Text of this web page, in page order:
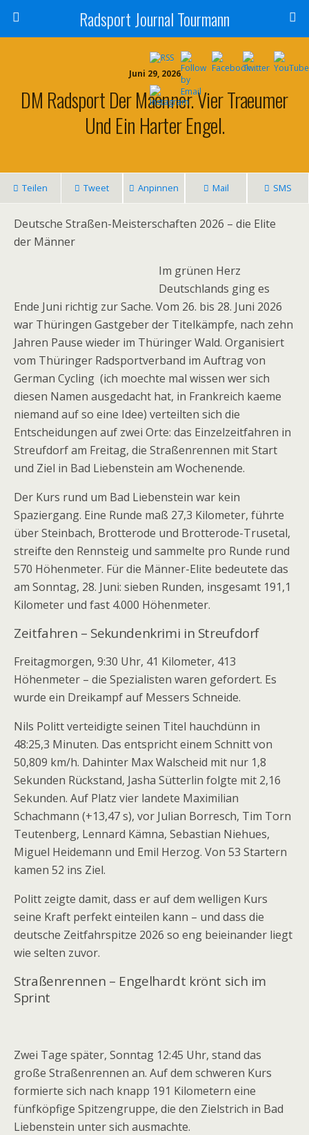
Radsport Journal Tourmann
Juni 29, 2026
DM Radsport Der Maenner. Vier Traeumer
Und Ein Harter Engel.
Teilen Tweet Anpinnen Mail SMS
Deutsche Straßen-Meisterschaften 2026 – die Elite
der Männer
Im grünen Herz
Deutschlands ging es
Ende Juni richtig zur Sache. Vom 26. bis 28. Juni 2026
war Thüringen Gastgeber der Titelkämpfe, nach zehn
Jahren Pause wieder im Thüringer Wald. Organisiert
vom Thüringer Radsportverband im Auftrag von
German Cycling (ich moechte mal wissen wer sich
diesen Namen ausgedacht hat, in Frankreich kaeme
niemand auf so eine Idee) verteilten sich die
Entscheidungen auf zwei Orte: das Einzelzeitfahren in
Streufdorf am Freitag, die Straßenrennen mit Start
und Ziel in Bad Liebenstein am Wochenende.
Der Kurs rund um Bad Liebenstein war kein
Spaziergang. Eine Runde maß 27,3 Kilometer, führte
über Steinbach, Brotterode und Brotterode-Trusetal,
streifte den Rennsteig und sammelte pro Runde rund
570 Höhenmeter. Für die Männer-Elite bedeutete das
am Sonntag, 28. Juni: sieben Runden, insgesamt 191,1
Kilometer und fast 4.000 Höhenmeter.
Zeitfahren – Sekundenkrimi in Streufdorf
Freitagmorgen, 9:30 Uhr, 41 Kilometer, 413
Höhenmeter – die Spezialisten waren gefordert. Es
wurde ein Dreikampf auf Messers Schneide.
Nils Politt verteidigte seinen Titel hauchdünn in
48:25,3 Minuten. Das entspricht einem Schnitt von
50,809 km/h. Dahinter Max Walscheid mit nur 1,8
Sekunden Rückstand, Jasha Sütterlin folgte mit 2,16
Sekunden. Auf Platz vier landete Maximilian
Schachmann (+13,47 s), vor Julian Borresch, Tim Torn
Teutenberg, Lennard Kämna, Sebastian Niehues,
Miguel Heidemann und Emil Herzog. Von 53 Startern
kamen 52 ins Ziel.
Politt zeigte damit, dass er auf dem welligen Kurs
seine Kraft perfekt einteilen kann – und dass die
deutsche Zeitfahrspitze 2026 so eng beieinander liegt
wie selten zuvor.
Straßenrennen – Engelhardt krönt sich im
Sprint
Zwei Tage später, Sonntag 12:45 Uhr, stand das
große Straßenrennen an. Auf dem schweren Kurs
formierte sich nach knapp 191 Kilometern eine
fünfköpfige Spitzengruppe, die den Zielstrich in Bad
Liebenstein unter sich ausmachte.